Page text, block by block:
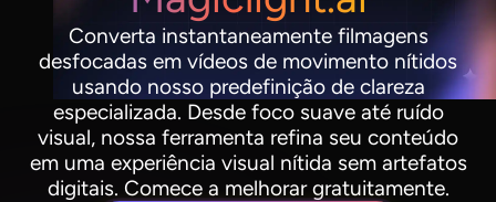
Converta instantaneamente filmagens
desfocadas em vídeos de movimento nítidos
usando nosso predefinição de clareza
especializada. Desde foco suave até ruído
visual, nossa ferramenta refina seu conteúdo
em uma experiência visual nítida sem artefatos
digitais. Comece a melhorar gratuitamente.